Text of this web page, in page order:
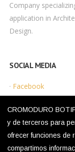
Company
application in
Design.
SOCIAL MEDIA
· Facebook
·Instagram
CROMODURO
y de terceros para
ofrecer funciones de
compartimos